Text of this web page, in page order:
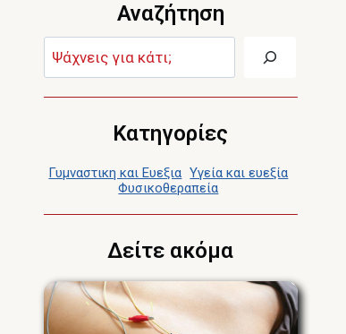
Αναζήτηση
Κατηγορίες
Γυμναστικη και Ευεξια Υγεία και ευεξία
Φυσικοθεραπεία
Δείτε ακόμα